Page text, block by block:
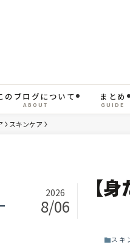
のブログについて
ABOUT
まとめ
GUIDE
スキンケア
【
2026
8/06
スキ